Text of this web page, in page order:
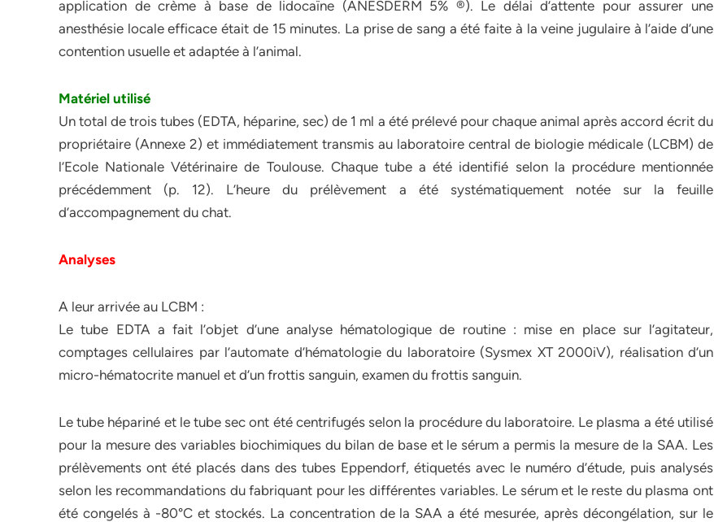
application de crème à base de lidocaïne (ANESDERM 5% ®). Le délai d’attente pour assurer une
anesthésie locale efficace était de 15 minutes. La prise de sang a été faite à la veine jugulaire à l’aide d’une
contention usuelle et adaptée à l’animal.
Matériel utilisé
Un total de trois tubes (EDTA, héparine, sec) de 1 ml a été prélevé pour chaque animal après accord écrit du
propriétaire (Annexe 2) et immédiatement transmis au laboratoire central de biologie médicale (LCBM) de
l’Ecole Nationale Vétérinaire de Toulouse. Chaque tube a été identifié selon la procédure mentionnée
précédemment (p. 12). L’heure du prélèvement a été systématiquement notée sur la feuille
d’accompagnement du chat.
Analyses
A leur arrivée au LCBM :
Le tube EDTA a fait l’objet d’une analyse hématologique de routine : mise en place sur l’agitateur,
comptages cellulaires par l’automate d’hématologie du laboratoire (Sysmex XT 2000iV), réalisation d’un
micro-hématocrite manuel et d’un frottis sanguin, examen du frottis sanguin.
Le tube hépariné et le tube sec ont été centrifugés selon la procédure du laboratoire. Le plasma a été utilisé
pour la mesure des variables biochimiques du bilan de base et le sérum a permis la mesure de la SAA. Les
prélèvements ont été placés dans des tubes Eppendorf, étiquetés avec le numéro d’étude, puis analysés
selon les recommandations du fabriquant pour les différentes variables. Le sérum et le reste du plasma ont
été congelés à -80°C et stockés. La concentration de la SAA a été mesurée, après décongélation, sur le